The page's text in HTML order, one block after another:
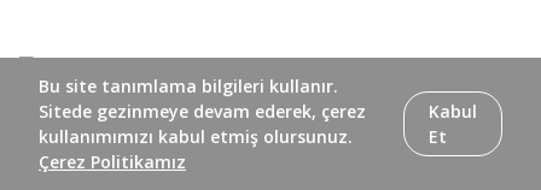
Bu site tanımlama bilgileri kullanır.
Sitede gezinmeye devam ederek, çerez
kullanımımızı kabul etmiş olursunuz.
Çerez Politikamız
Kabul
Et